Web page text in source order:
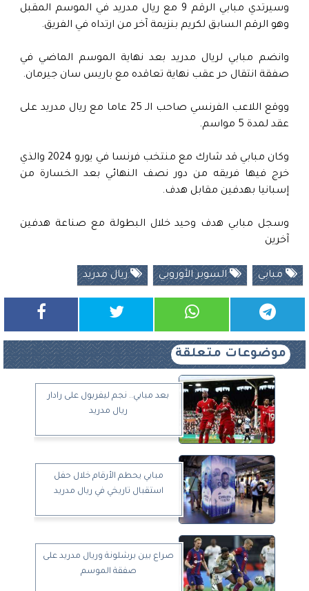
وسيرتدي مبابي الرقم 9 مع ريال مدريد في الموسم المقبل
وهو الرقم السابق لكريم بنزيمة آخر من ارتداه في الفريق.
وانضم مبابي لريال مدريد بعد نهاية الموسم الماضي في
صفقة انتقال حر عقب نهاية تعاقده مع باريس سان جيرمان.
ووقع اللاعب الفرنسي صاحب الـ 25 عاما مع ريال مدريد على
عقد لمدة 5 مواسم.
وكان مبابي قد شارك مع منتخب فرنسا في يورو 2024 والذي
خرج فيها فريقه من دور نصف النهائي بعد الخسارة من
إسبانيا بهدفين مقابل هدف.
وسجل مبابي هدف وحيد خلال البطولة مع صناعة هدفين
آخرين
مبابي السوبر الأوروبي ريال مدريد
موضوعات متعلقة
بعد مبابي.. نجم ليفربول على رادار
ريال مدريد
مبابي يحطم الأرقام خلال حفل
استقبال تاريخي في ريال مدريد
صراع بين برشلونة وريال مدريد على
صفقة الموسم